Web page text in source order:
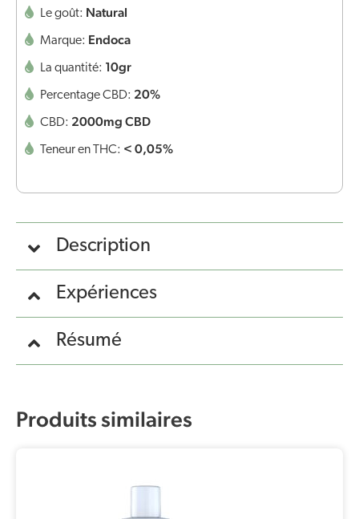
Le goût: Natural
Marque: Endoca
La quantité: 10gr
Percentage CBD: 20%
CBD: 2000mg CBD
Teneur en THC: < 0,05%
Description
Expériences
Résumé
Produits similaires